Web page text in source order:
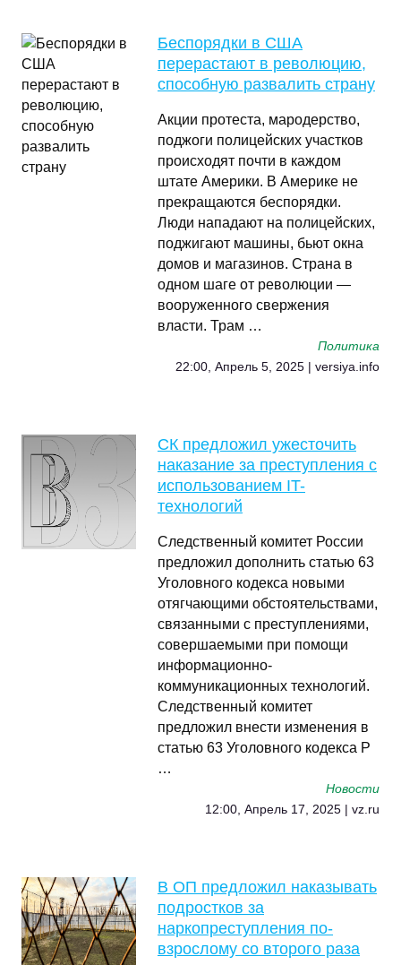
Беспорядки в США
перерастают в революцию,
способную развалить страну
Акции протеста, мародерство,
поджоги полицейских участков
происходят почти в каждом
штате Америки. В Америке не
прекращаются беспорядки.
Люди нападают на полицейских,
поджигают машины, бьют окна
домов и магазинов. Страна в
одном шаге от революции —
вооруженного свержения
власти. Трам …
Политика
22:00, Апрель 5, 2025 | versiya.info
СК предложил ужесточить
наказание за преступления с
использованием IT-
технологий
Следственный комитет России
предложил дополнить статью 63
Уголовного кодекса новыми
отягчающими обстоятельствами,
связанными с преступлениями,
совершаемыми при помощи
информационно-
коммуникационных технологий.
Следственный комитет
предложил внести изменения в
статью 63 Уголовного кодекса Р
…
Новости
12:00, Апрель 17, 2025 | vz.ru
В ОП предложил наказывать
подростков за
наркопреступления по-
взрослому со второго раза